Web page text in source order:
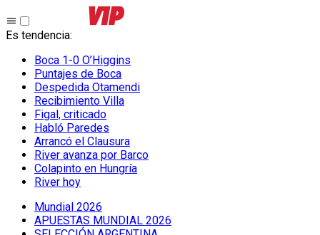
Es tendencia:
Boca 1-0 O’Higgins
Puntajes de Boca
Despedida Otamendi
Recibimiento Villa
Figal, criticado
Habló Paredes
Arrancó el Clausura
River avanza por Barco
Colapinto en Hungría
River hoy
Mundial 2026
APUESTAS MUNDIAL 2026